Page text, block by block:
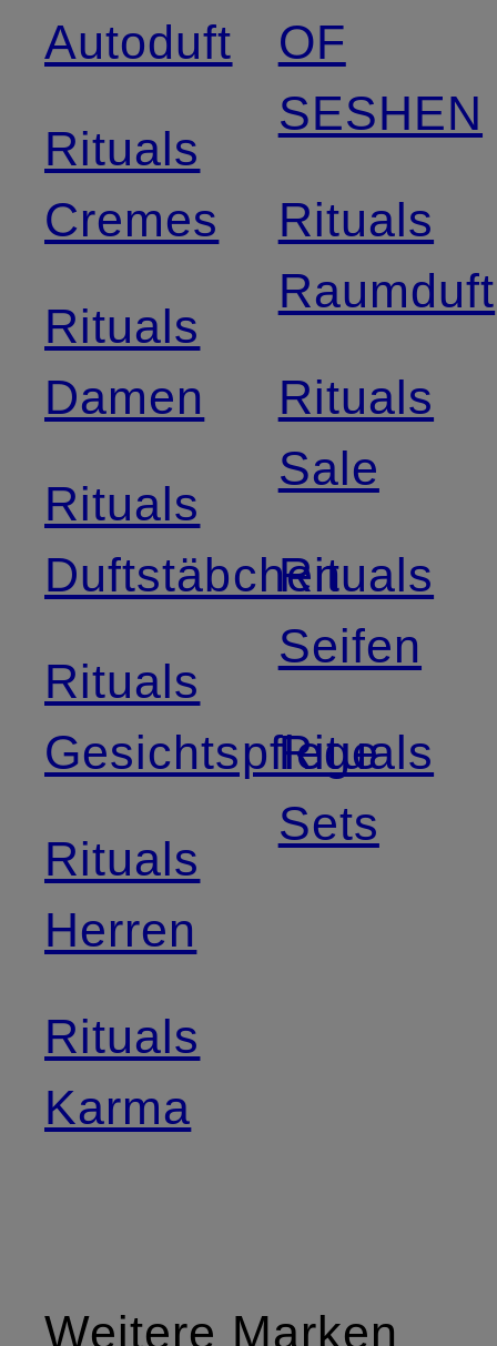
Autoduft
Rituals
Cremes
Rituals
Damen
Rituals
Duftstäbchen
Rituals
Gesichtspflege
Rituals
Herren
Rituals
Karma
OF
SESHEN
Rituals
Raumduft
Rituals
Sale
Rituals
Seifen
Rituals
Sets
Weitere Marken